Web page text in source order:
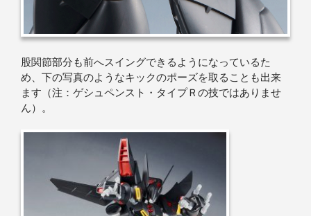
股関節部分も前へスイングできるようになっているた
め、下の写真のようなキックのポーズを取ることも出来
ます（注：ゲシュペンスト・タイプＲの技ではありませ
ん）。